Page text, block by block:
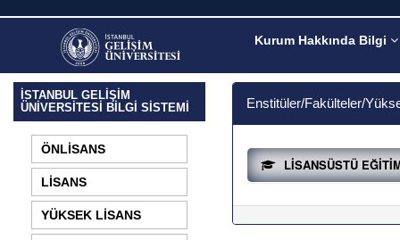
Kurum Hakkında Bilgi
İSTANBUL GELİŞİM
ÜNİVERSİTESİ BİLGİ SİSTEMİ
ÖNLİSANS
LİSANS
YÜKSEK LİSANS
Enstitüler/Fakülteler/
LİSANSÜSTÜ